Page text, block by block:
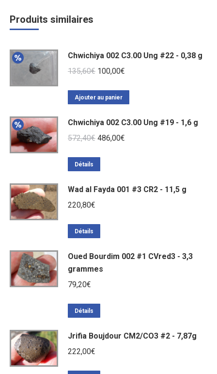
Produits similaires
Chwichiya 002 C3.00 Ung #22 - 0,38 g
135,60€ Le
initial
135,60€.
100,00€
100,00€.
Ajouter au panier
Chwichiya 002 C3.00 Ung #19 - 1,6 g
572,40€ Le
572,40€.
486,00€
486,00€.
Détails
Wad al Fayda 001 #3 CR2 - 11,5 g
220,80€
Détails
Oued Bourdim 002 #1 CVred3 - 3,3
grammes
79,20€
Détails
Jrifia Boujdour CM2/CO3 #2 - 7,87g
222,00€